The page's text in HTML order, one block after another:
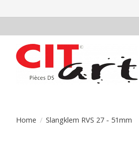
Home / Slangklem RVS 27 - 51mm